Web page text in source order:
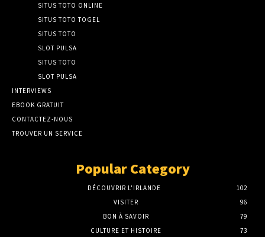
SITUS TOTO ONLINE
SITUS TOTO TOGEL
SITUS TOTO
SLOT PULSA
SITUS TOTO
SLOT PULSA
INTERVIEWS
EBOOK GRATUIT
CONTACTEZ-NOUS
TROUVER UN SERVICE
Popular Category
DÉCOUVRIR L'IRLANDE
102
VISITER
96
BON À SAVOIR
79
CULTURE ET HISTOIRE
73